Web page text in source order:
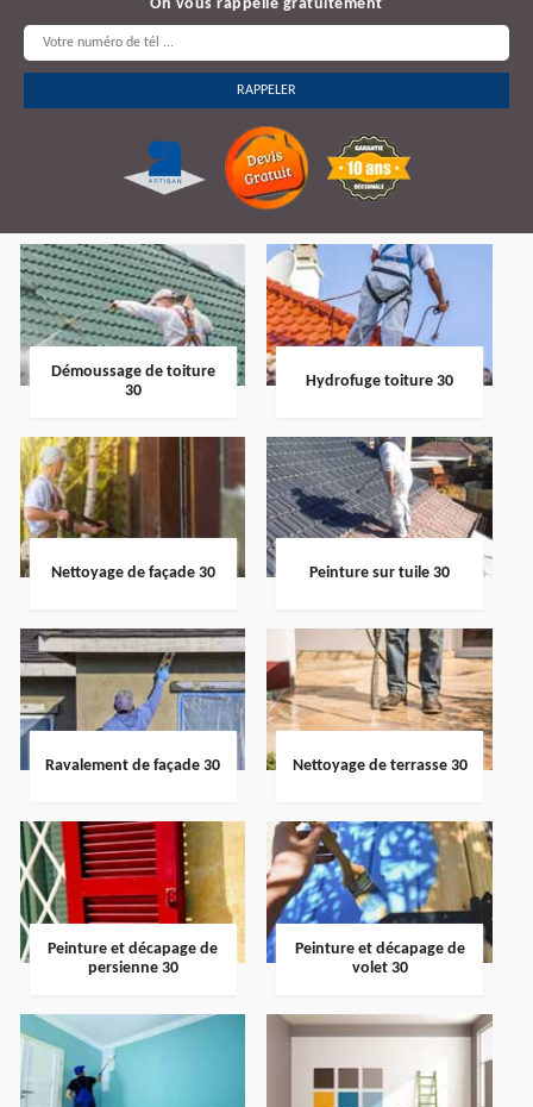
On vous rappelle gratuitement
Démoussage de toiture
30
Hydrofuge toiture 30
Nettoyage de façade 30 Peinture sur tuile 30
Ravalement de façade 30 Nettoyage de terrasse 30
Peinture et décapage de
persienne 30
Peinture et décapage de
volet 30